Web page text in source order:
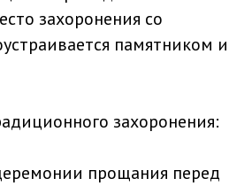
захоронения со
памятником и
захоронения:
прощания перед